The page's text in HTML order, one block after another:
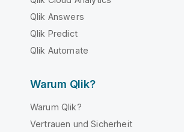
Qlik Answers
Qlik Predict
Qlik Automate
Warum Qlik?
Warum Qlik?
Vertrauen und Sicherheit